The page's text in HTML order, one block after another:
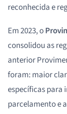
reconhecida e
Em 2023, o
consolidou as
anterior
foram: maior
específicas para
parcelamento e